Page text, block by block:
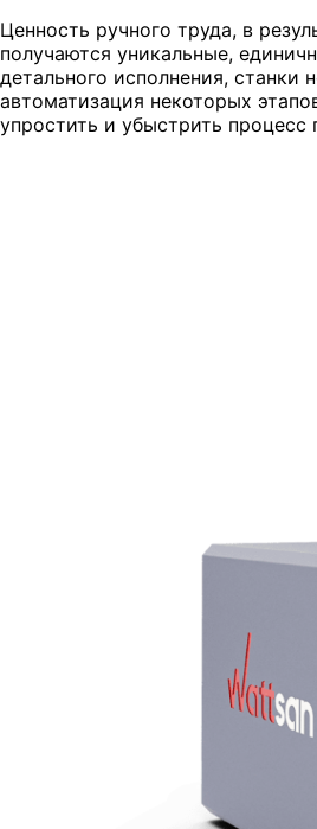
Ценность ручного труда, в
получаются уникальные,
детального исполнения, станки
автоматизация некоторых
упростить и убыстрить процесс